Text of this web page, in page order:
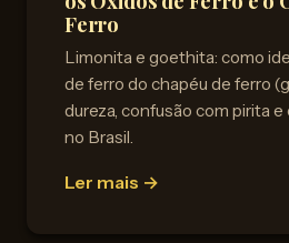
Ferro
Limonita e goethita: como
de ferro do chapéu de ferro
dureza, confusão com pirita
no Brasil.
Ler mais →